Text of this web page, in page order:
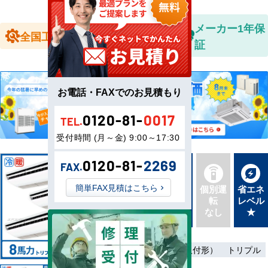
全国工事対応
全国送料無
料
メーカー1年保
証
新品直
送
最新機
種
同機種
タイプ
別あり
個別運
転
なし
省エネ
レベル
★
三相200V
ワイヤード（壁取付形）
トリプル
お電話・FAXでのお見積もり
TEL.0120-81-0017
受付時間 (月～金) 9:00～17:30
FAX.0120-81-2269
簡単FAX見積はこちら